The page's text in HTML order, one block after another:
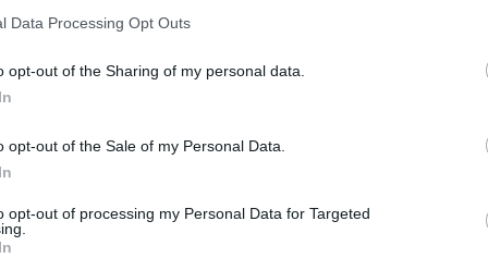
Data Processing Opt Outs
opt-out of the Sharing of my personal data.
opt-out of the Sale of my Personal Data.
opt-out of processing my Personal Data for Targeted
is fogékony Werk Akadémia a könyv nyomán
civilizációnk úgy tükröződik, mintha babacivilizáció
egy képzeletbeli Barbie PopUp Store-ban. Az ezekről a
divat 15 olyan fiatal és már meghatározó tervezőjét, mint
Renáta (Iner), Kreatív Sminkműhely, Lang Szonja (Tyra
Romani Barbie, Tamara Barnoff, The Four, Tóth-Kern Enikő,